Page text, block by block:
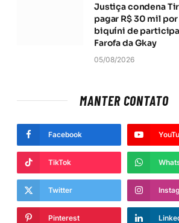
Justiça condena
pagar R$ 30 mil
biquíni de
Farofa da Gkay
05/08/2026
MANTER CONTATO
Facebook
TikTok
Twitter
Pinterest